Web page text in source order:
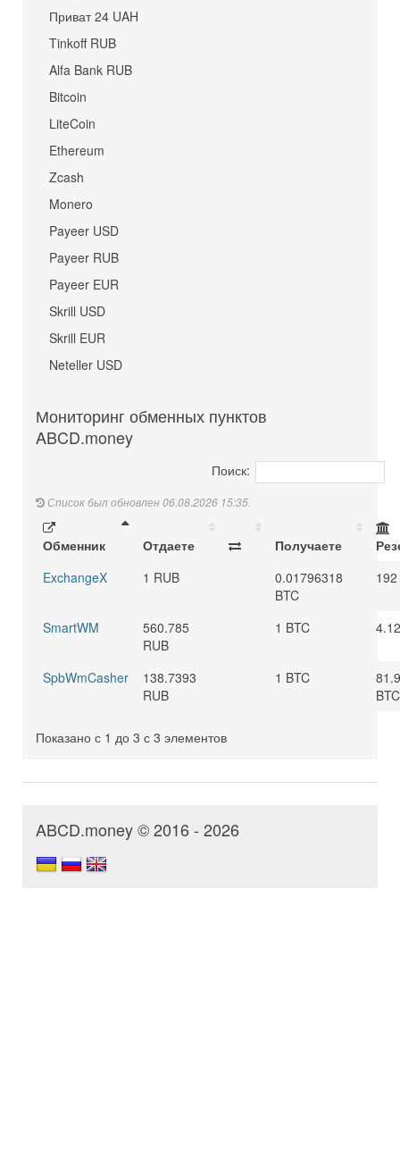
Приват 24 UAH
Tinkoff RUB
Alfa Bank RUB
Bitcoin
LiteCoin
Ethereum
Zcash
Monero
Payeer USD
Payeer RUB
Payeer EUR
Skrill USD
Skrill EUR
Neteller USD
Мониторинг обменных пунктов
ABCD.money
Поиск:
Список был обновлен 06.08.2026 15:35.
Обменник Отдаете Получаете
ExchangeX
1 RUB
0.01796318
BTC
SmartWM
560.785
RUB
1 BTC
SpbWmCasher
138.7393
RUB
1 BTC
BTC
Показано с 1 до 3 с 3 элементов
ABCD.money © 2016 - 2026